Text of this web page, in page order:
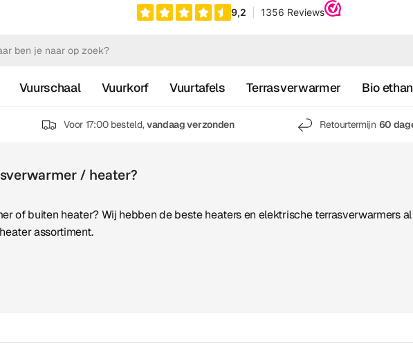
Vuurschaal Vuurkorf Vuurtafels Terrasverwarmer Bio
Voor 17:00 besteld,vandaag verzonden Retourtermijn 60
/ heater?
of buiten heater? Wij hebben de beste heaters en elektrische terrasverwarmers
assortiment.